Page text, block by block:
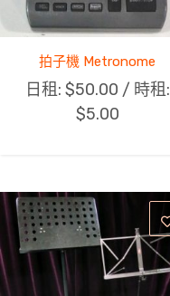
拍子機 Metronome
日租: $50.00 / 時租:
$5.00